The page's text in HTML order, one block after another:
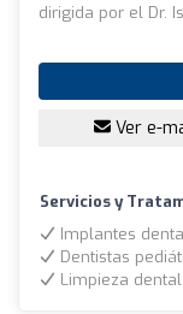
dirigida por el Dr.
Ver e-
Servicios y
Implantes
Dentistas
Limpieza dental